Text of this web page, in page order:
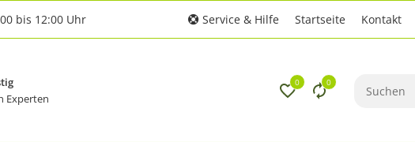
bis 12:00 Uhr Service & Hilfe Startseite Kontakt
Experten
0 0